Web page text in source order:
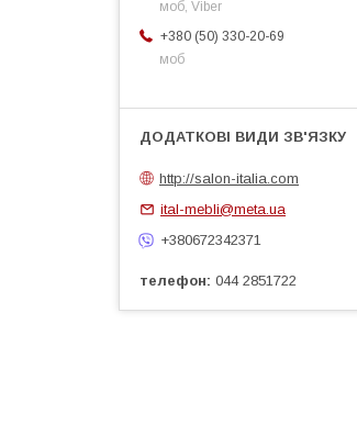
моб, Viber
+380 (50) 330-20-69
моб
http://salon-italia.com
ital-mebli@meta.ua
+380672342371
телефон 044 2851722